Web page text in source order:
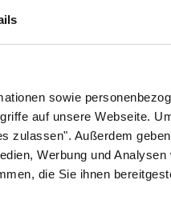
sowie
auf unsere Webseite.
zulassen". Außerdem
Werbung und
die Sie ihnen